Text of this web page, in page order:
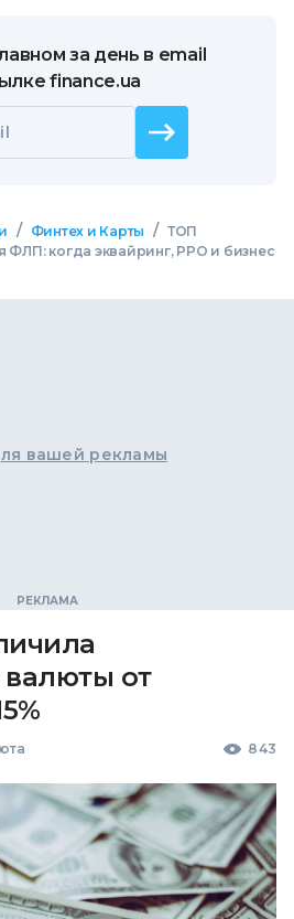
за день в email
finance.ua
/ Финтех и Карты / ТОП
ФЛП: когда эквайринг, РРО и бизнес
вашей рекламы
валюты от
843